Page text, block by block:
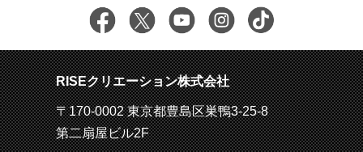
RISEクリエーション株式会社
〒170-0002 東京都豊島区巣鴨3-25-8
第二扇屋ビル2F